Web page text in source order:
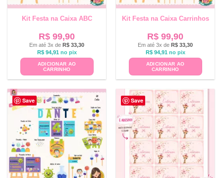
Kit Festa na Caixa ABC
R$ 99,90
Em até 3x de R$ 33,30
R$94,91 no pix
ADICIONAR AO
CARRINHO
Kit Festa na Caixa Carrinhos
R$ 99,90
Em até 3x de R$ 33,30
R$94,91 no pix
ADICIONAR AO
CARRINHO
Save Save